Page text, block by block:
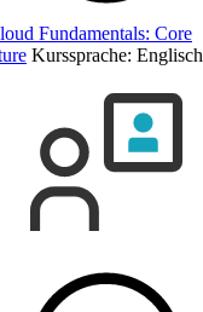
Fundamentals: Core
Kurssprache: Englisch